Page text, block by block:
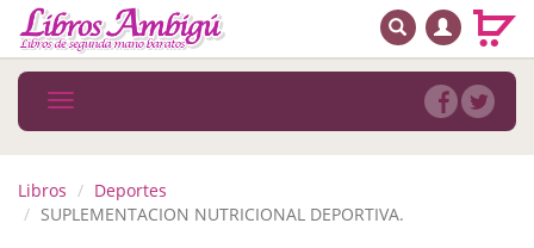
MENÚ PRINCIPAL
Novedades
BUSCAR
Toggle
navigation
Libros
Deportes
SUPLEMENTACION NUTRICIONAL DEPORTIVA.